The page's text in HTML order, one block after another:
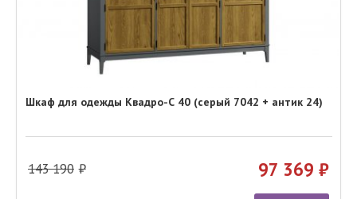
Шкаф для одежды Квадро-С 40 (серый 7042 + антик 24)
143 190 97 369